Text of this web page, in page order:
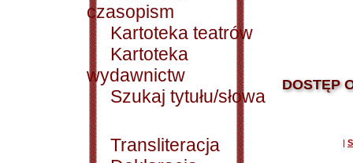
czasopism
Kartoteka teatrów
Kartoteka
wydawnictw
Szukaj tytułu/słowa
Transliteracja
DOSTĘP
|